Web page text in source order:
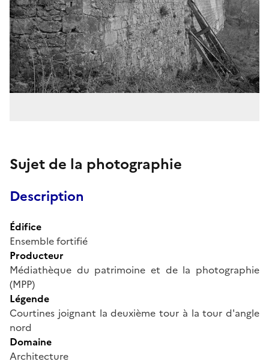
Sujet de la photographie
Description
Édifice
Ensemble fortifié
Producteur
Médiathèque du patrimoine et de la photographie
(MPP)
Légende
Courtines joignant la deuxième tour à la tour d'angle
nord
Domaine
Architecture